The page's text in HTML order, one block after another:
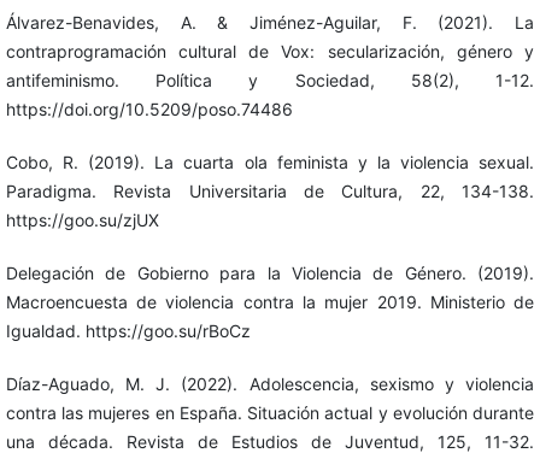
Álvarez-Benavides, A. & Jiménez-Aguilar, F. (2021). La
contraprogramación cultural de Vox: secularización, género y
antifeminismo. Política y Sociedad, 58(2), 1-12.
https://doi.org/10.5209/poso.74486
Cobo, R. (2019). La cuarta ola feminista y la violencia sexual.
Paradigma. Revista Universitaria de Cultura, 22, 134-138.
https://goo.su/zjUX
Delegación de Gobierno para la Violencia de Género. (2019).
Macroencuesta de violencia contra la mujer 2019. Ministerio de
Igualdad. https://goo.su/rBoCz
Díaz-Aguado, M. J. (2022). Adolescencia, sexismo y violencia
contra las mujeres en España. Situación actual y evolución durante
una década. Revista de Estudios de Juventud, 125, 11-32.